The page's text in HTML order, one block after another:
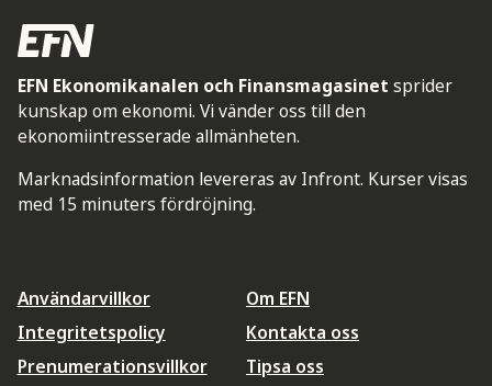
EFN Ekonomikanalen och Finansmagasinet sprider
kunskap om ekonomi. Vi vänder oss till den
ekonomiintresserade allmänheten.
Marknadsinformation levereras av Infront. Kurser visas
med 15 minuters fördröjning.
Användarvillkor
Integritetspolicy
Prenumerationsvillkor
Om EFN
Kontakta oss
Tipsa oss